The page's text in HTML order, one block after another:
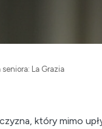
La Grazia
który mimo